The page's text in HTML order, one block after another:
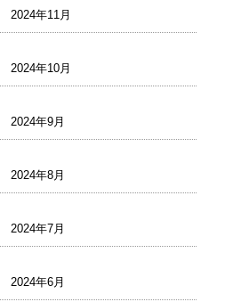
2024年11月
2024年10月
2024年9月
2024年8月
2024年7月
2024年6月